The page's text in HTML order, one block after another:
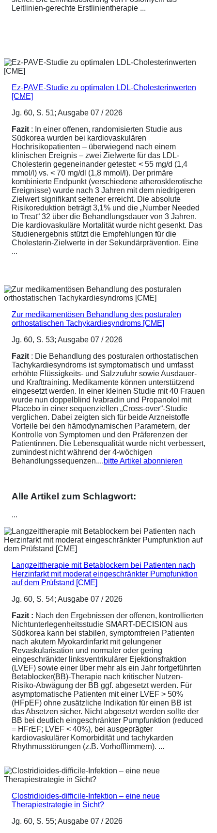
Leitlinien-gerechte Erstlinientherapie ...
Ez-PAVE-Studie zu optimalen LDL-Cholesterinwerten
[CME]
Jg. 60, S. 51; Ausgabe 07 / 2026
Fazit : In einer offenen, randomisierten Studie aus
Südkorea wurden bei kardiovaskulären
Hochrisikopatienten – überwiegend nach einem
klinischen Ereignis – zwei Zielwerte für das LDL-
Cholesterin gegeneinander getestet: < 55 mg/d (1,4
mmol/l) vs. < 70 mg/dl (1,8 mmol/l). Der primäre
kombinierte Endpunkt (verschiedene atherosklerotische
Ereignisse) wurde nach 3 Jahren mit dem niedrigeren
Zielwert signifikant seltener erreicht. Die absolute
Risikoreduktion beträgt 3,1% und die „Number Needed
to Treat“ 32 über die Behandlungsdauer von 3 Jahren.
Die kardiovaskuläre Mortalität wurde nicht gesenkt. Das
Studienergebnis stützt die Empfehlungen für die
Cholesterin-Zielwerte in der Sekundärprävention. Eine
...
Zur medikamentösen Behandlung des posturalen
orthostatischen Tachykardiesyndroms [CME]
Jg. 60, S. 53; Ausgabe 07 / 2026
Fazit : Die Behandlung des posturalen orthostatischen
Tachykardiesyndroms ist symptomatisch und umfasst
erhöhte Flüssigkeits- und Salzzufuhr sowie Ausdauer-
und Krafttraining. Medikamente können unterstützend
eingesetzt werden. In einer kleinen Studie mit 40 Frauen
wurde nun doppelblind Ivabradin und Propanolol mit
Placebo in einer sequenziellen „Cross-over“-Studie
verglichen. Dabei zeigten sich für beide Arzneistoffe
Vorteile bei den hämodynamischen Parametern, der
Kontrolle von Symptomen und den Präferenzen der
Patientinnen. Die Lebensqualität wurde nicht verbessert,
zumindest nicht während der 4-wöchigen
Behandlungssequenzen....bitte Artikel abonnieren
Alle Artikel zum Schlagwort:
...
Langzeittherapie mit Betablockern bei Patienten nach
Herzinfarkt mit moderat eingeschränkter Pumpfunktion
auf dem Prüfstand [CME]
Jg. 60, S. 54; Ausgabe 07 / 2026
Fazit : Nach den Ergebnissen der offenen, kontrollierten
Nichtunterlegenheitsstudie SMART-DECISION aus
Südkorea kann bei stabilen, symptomfreien Patienten
nach akutem Myokardinfarkt mit gelungener
Revaskularisation und normaler oder gering
eingeschränkter linksventrikulärer Ejektionsfraktion
(LVEF) sowie einer über mehr als ein Jahr fortgeführten
Betablocker(BB)-Therapie nach kritischer Nutzen-
Risiko-Abwägung der BB ggf. abgesetzt werden. Für
asymptomatische Patienten mit einer LVEF > 50%
(HFpEF) ohne zusätzliche Indikation für einen BB ist
das Absetzen sicher. Nicht abgesetzt werden sollte der
BB bei deutlich eingeschränkter Pumpfunktion (reduced
= HFrEF; LVEF < 40%), bei ausgeprägter
kardiovaskulärer Komorbidität und tachykarden
Rhythmusstörungen (z.B. Vorhofflimmern). ...
Clostridioides-difficile-Infektion – eine neue
Therapiestrategie in Sicht?
Jg. 60, S. 55; Ausgabe 07 / 2026